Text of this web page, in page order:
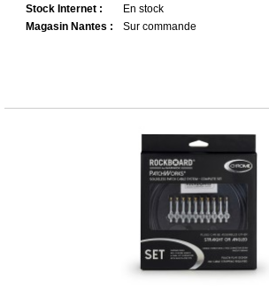
Stock Internet :
En stock
Magasin Nantes :
Sur commande